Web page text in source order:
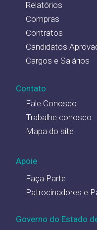
Relatórios
Compras
Contratos
Candidatos
Cargos e Salários
Contato
Fale Conosco
Trabalhe conosco
Mapa do site
Apoie
Faça Parte
Patrocinadores e
Governo do Estado